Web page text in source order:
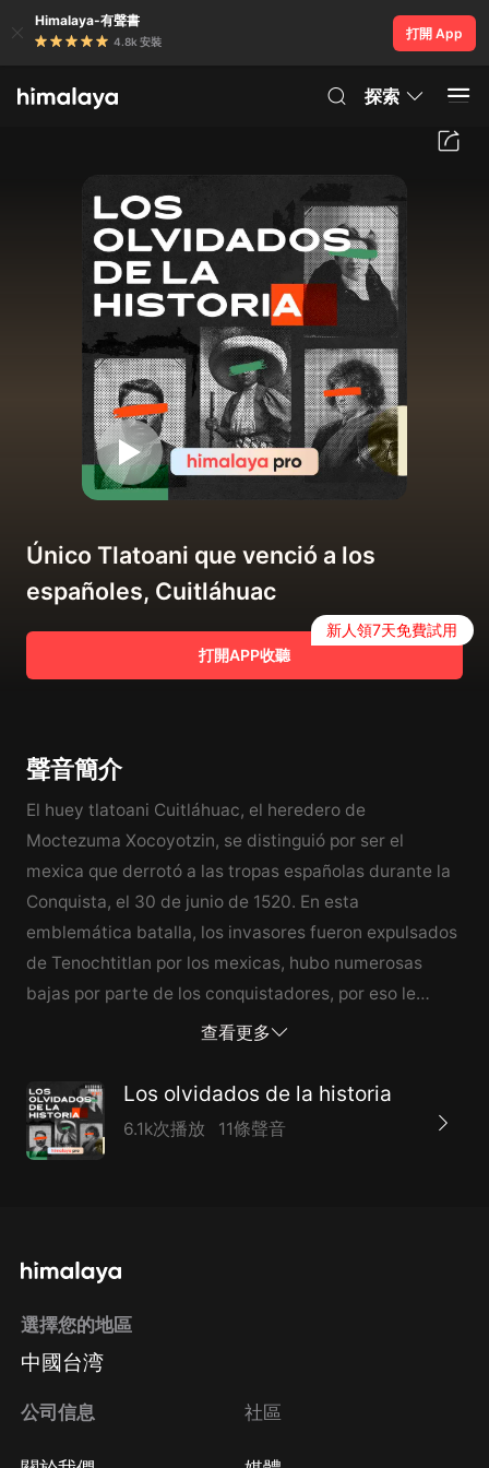
Himalaya-有聲書
4.8k 安裝
打開 App
探索
Único Tlatoani que venció a los
españoles, Cuitláhuac
打開APP收聽
新人領7天免費試用
聲音簡介
El huey tlatoani Cuitláhuac, el heredero de
Moctezuma Xocoyotzin, se distinguió por ser el
mexica que derrotó a las tropas españolas durante la
Conquista, el 30 de junio de 1520. En esta
emblemática batalla, los invasores fueron expulsados
de Tenochtitlan por los mexicas, hubo numerosas
bajas por parte de los conquistadores, por eso le
llamaron a esa derrota “La Noche Triste”, pero a más
más frecuente citar tal acontecimiento como la
Noche Vic...
查看更多
Los olvidados de la historia
6.1k次播放 11條聲音
選擇您的地區
中國台湾
公司信息 社區